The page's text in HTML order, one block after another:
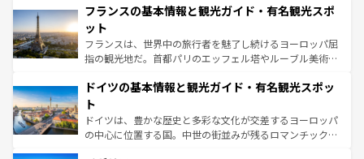
なお、新着のイタリア情報はコンテンツ一覧を参照してほ
しい。
文化が根付くこの国では、情熱的なフラメンコ、熱気あふ
れる闘牛、そして美味しいタパスが生活の一部となってい
る。首都マドリードの洗練された雰囲気や、バルセロナの
アートに溢れた街角から、地方では古代ローマ遺跡や中世
せる。地方によって風土や気候が異なるスペインはその個
ンテンツ一覧 を参照してほしい。
フランスの基本情報と観光ガイド・有名観光スポ
ット
フランスは、世界中の旅行者を魅了し続けるヨーロッパ屈
指の観光地だ。首都パリのエッフェル塔やルーブル美術館
で、幅広い魅力が詰まっている。華麗な宮殿、歴史的な大
聖堂、美しいビーチ、そして豊かな自然が、訪れる者を心
から魅了する。また、フランスは美食の国としても知ら
れ、フランス料理はユネスコ無形文化遺産にも登録されて
ドイツの基本情報と観光ガイド・有名観光スポッ
ト
ドイツは、豊かな歴史と多彩な文化が交差するヨーロッパ
の中心に位置する国。中世の街並みが残るロマンチック街